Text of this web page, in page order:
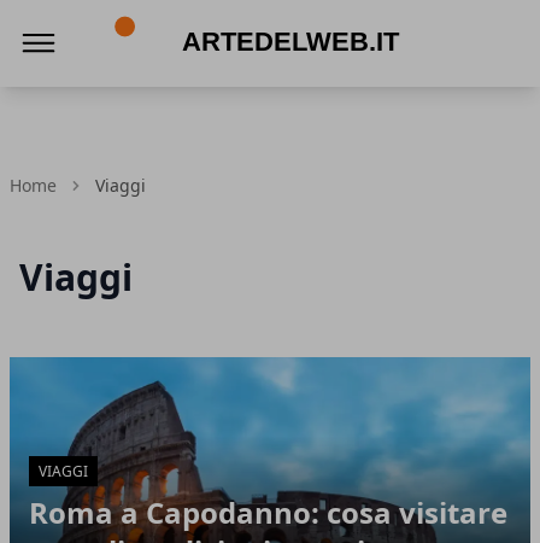
Home Viaggi
Viaggi
VIAGGI
Roma a Capodanno: cosa visitare